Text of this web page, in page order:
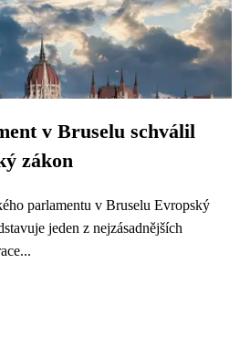
v Bruselu schválil
zákon
parlamentu v Bruselu Evropský
jeden z nejzásadnějších